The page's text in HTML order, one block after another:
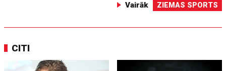
Vairāk ZIEMAS SPORTS
CITI